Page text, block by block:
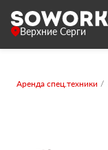
Верхние Серги
Аренда спец.техники